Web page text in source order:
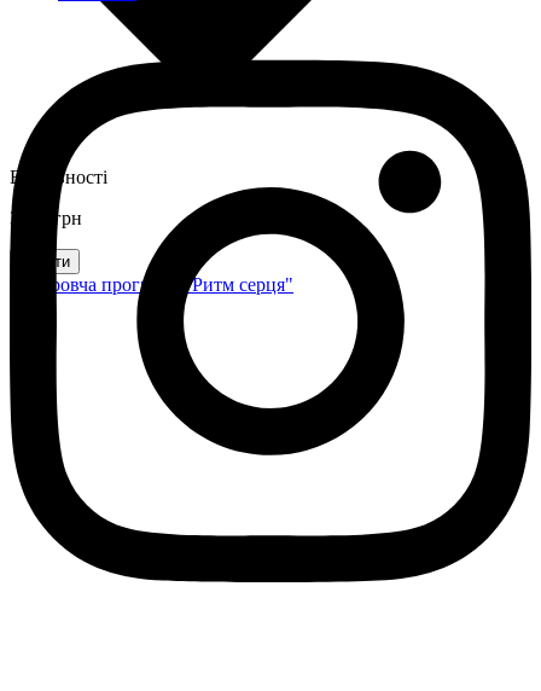
В наявності
3213 грн
Купити
Оздоровча програма "Ритм серця"